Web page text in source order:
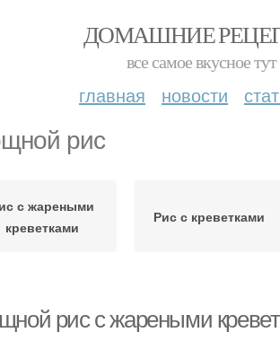
ДОМАШНИЕ
все самое вкусное тут
главная новости
рис
с жареными
креветками
Рис с креветками
рис с жареными